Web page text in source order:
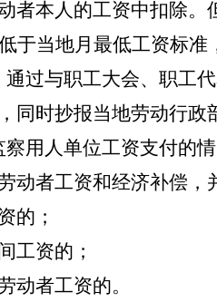
者本人的工资中扣除。
于当地月最低工资标准
过与职工大会、职工
同时抄报当地劳动行政
用人单位工资支付的
动者工资和经济补偿，
的；
工资的；
动者工资的。